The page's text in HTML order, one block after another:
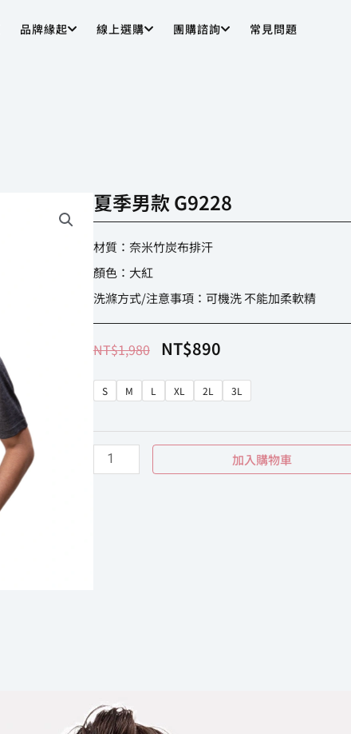
品牌緣起 線上選購 團購諮詢 常見問題
夏季男款 G9228
材質：奈米竹炭布排汗
顏色：大紅
洗滌方式/注意事項：可機洗 不能加柔軟精
NT$1,980
原
始
價
NT$1,980。
NT$890
目
前
價
NT$890。
S M L XL 2L 3L
季
款
G9228
加入購物車